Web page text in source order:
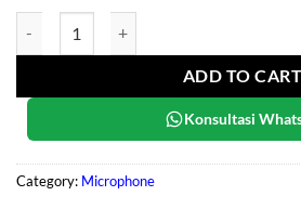
ADD TO CART
Konsultasi
Category: Microphone